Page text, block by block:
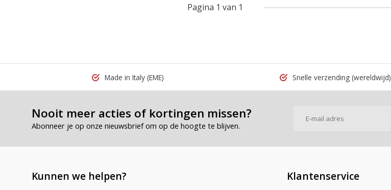
Pagina 1 van 1
Made in Italy (EME) Snelle verzending (wereldwijd)
Nooit meer acties of kortingen missen?
Abonneer je op onze nieuwsbrief om op de hoogte te blijven.
Kunnen we helpen? Klantenservice